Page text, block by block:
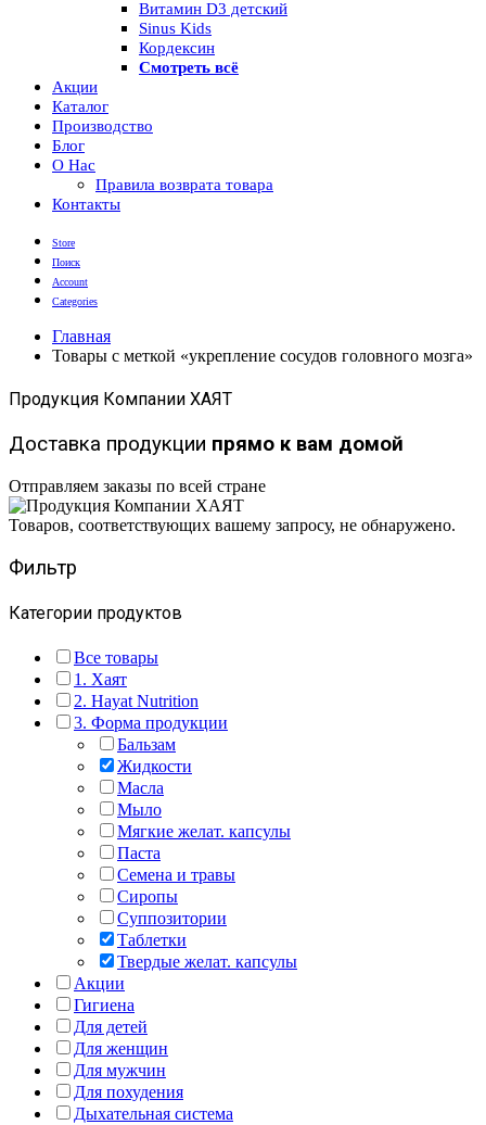
Витамин D3 детский
Sinus Kids
Кордексин
Смотреть всё
Акции
Каталог
Производство
Блог
О Нас
Правила возврата товара
Контакты
Store
Поиск
Account
Categories
Главная
Товары с меткой «укрепление сосудов головного мозга»
Продукция Компании ХАЯТ
Доставка продукции прямо к вам домой
Отправляем заказы по всей стране
Товаров, соответствующих вашему запросу, не обнаружено.
Фильтр
Категории продуктов
Все товары
1. Хаят
2. Hayat Nutrition
3. Форма продукции
Бальзам
Жидкости
Масла
Мыло
Мягкие желат. капсулы
Паста
Семена и травы
Сиропы
Суппозитории
Таблетки
Твердые желат. капсулы
Акции
Гигиена
Для детей
Для женщин
Для мужчин
Для похудения
Дыхательная система